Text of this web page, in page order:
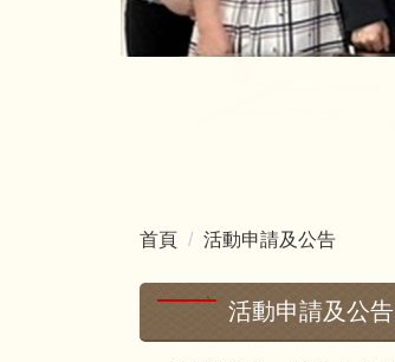
首頁 活動申請及公告
活動申請及公告